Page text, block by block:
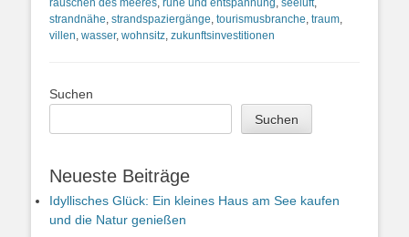
strandnähe strandspaziergänge tourismusbranche traum
villen wasser, wohnsitz zukunftsinvestitionen
Suchen
Suchen
Neueste Beiträge
Idyllisches Glück: Ein kleines Haus am See kaufen
und die Natur genießen